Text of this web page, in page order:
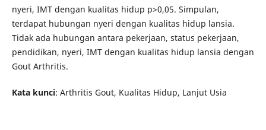
nyeri, IMT dengan kualitas hidup p>0,05. Simpulan,
terdapat hubungan nyeri dengan kualitas hidup lansia.
Tidak ada hubungan antara pekerjaan, status pekerjaan,
pendidikan, nyeri, IMT dengan kualitas hidup lansia dengan
Gout Arthritis.
Kata kunci: Arthritis Gout, Kualitas Hidup, Lanjut Usia